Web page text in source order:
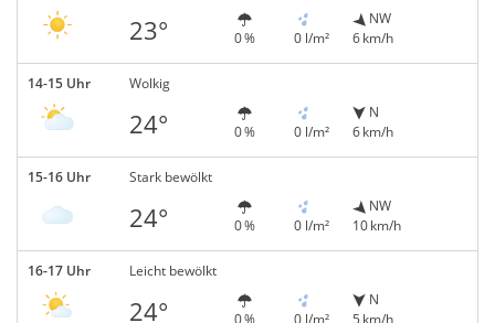
23° 0 % 0 l/m²
NW
6 km/h
14-15 Uhr Wolkig
24° 0 % 0 l/m²
N
6 km/h
15-16 Uhr Stark bewölkt
24° 0 % 0 l/m²
NW
10 km/h
16-17 Uhr Leicht bewölkt
24° 0 % 0 l/m²
N
5 km/h